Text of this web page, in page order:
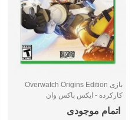
بازی Overwatch Origins Edition
کارکرده - ایکس باکس وان
اتمام موجودی